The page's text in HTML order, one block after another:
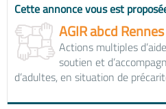
Cette annonce vous est
AGIR abcd Rennes
Actions multiples
soutien et
d’adultes, en situation de